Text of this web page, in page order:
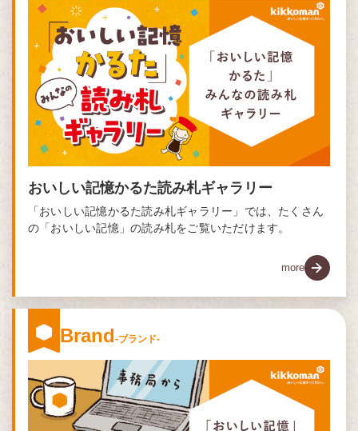
おいしい記憶かるた読み札ギャラリー
「おいしい記憶かるた読み札ギャラリー」では、たくさん
の「おいしい記憶」の読み札をご覧いただけます。
more
Brand-ブランド-